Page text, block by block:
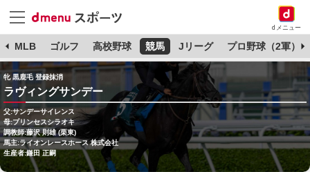
dメニュー
MLB ゴルフ 高校野球 競馬 Jリーグ プロ野球（2軍）
牝 黒鹿毛 登録抹消
ラヴィングサンデー
父:サンデーサイレンス
母:プリンセスシラオキ
調教師:藤沢 則雄 (栗東)
馬主:ライオンレースホース 株式会社
生産者:鎌田 正嗣